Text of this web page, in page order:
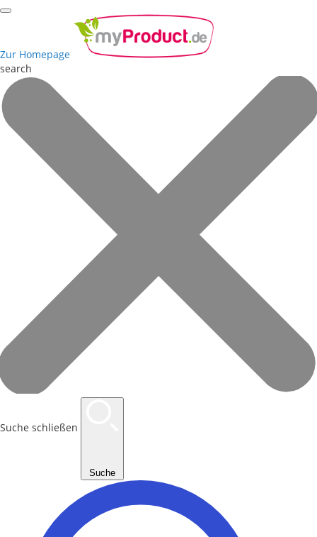
Zur Homepage
search
Suche schließen
Suche